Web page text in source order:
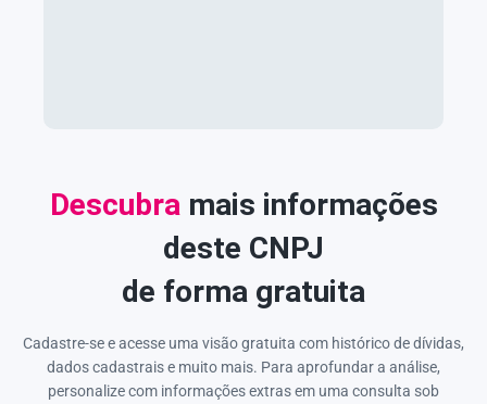
Descubramais informações
deste CNPJ
de forma gratuita
Cadastre-se e acesse uma visão gratuita com histórico de dívidas,
dados cadastrais e muito mais. Para aprofundar a análise,
personalize com informações extras em uma consulta sob